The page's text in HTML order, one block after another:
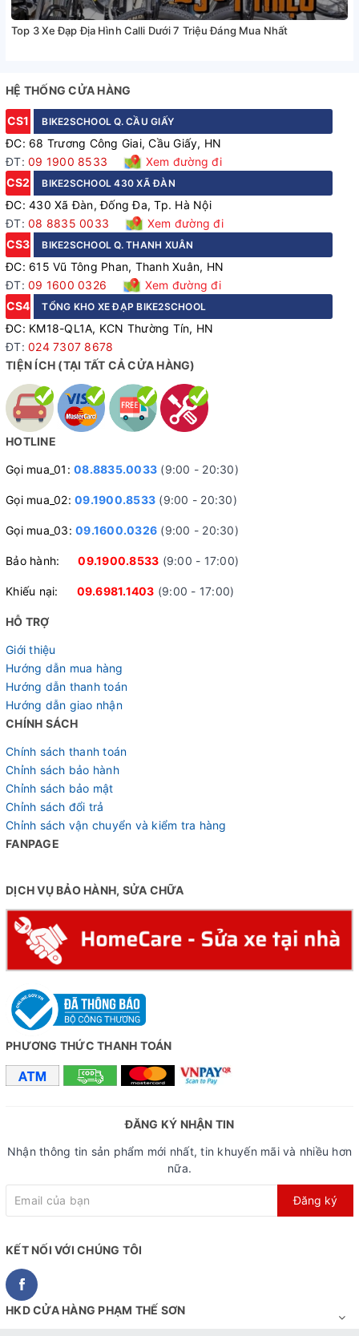
Top 3 Xe Đạp Địa Hình Calli Dưới 7 Triệu Đáng Mua Nhất
HỆ THỐNG CỬA HÀNG
CS1 BIKE2SCHOOL Q. CẦU GIẤY
ĐC: 68 Trương Công Giai, Cầu Giấy, HN
ĐT: 09 1900 8533
Xem đường đi
CS2
BIKE2SCHOOL 430 XÃ ĐÀN
ĐC: 430 Xã Đàn, Đống Đa, Tp. Hà Nội
ĐT: 08 8835 0033
Xem đường đi
CS3
BIKE2SCHOOL Q. THANH XUÂN
ĐC: 615 Vũ Tông Phan, Thanh Xuân, HN
ĐT: 09 1600 0326
Xem đường đi
CS4
TỔNG KHO XE ĐẠP BIKE2SCHOOL
ĐC: KM18-QL1A, KCN Thường Tín, HN
ĐT: 024 7307 8678
TIỆN ÍCH (TẠI TẤT CẢ CỬA HÀNG)
HOTLINE
Gọi mua_01: 08.8835.0033 (9:00 - 20:30)
Gọi mua_02: 09.1900.8533 (9:00 - 20:30)
Gọi mua_03: 09.1600.0326 (9:00 - 20:30)
Bảo hành:09.1900.8533 (9:00 - 17:00)
Khiếu nại: 09.6981.1403 (9:00 - 17:00)
HỖ TRỢ
Giới thiệu
Hướng dẫn mua hàng
Hướng dẫn thanh toán
Hướng dẫn giao nhận
CHÍNH SÁCH
Chính sách thanh toán
Chỉnh sách bảo hành
Chỉnh sách bảo mật
Chỉnh sách đổi trả
Chỉnh sách vận chuyển và kiểm tra hàng
FANPAGE
DỊCH VỤ BẢO HÀNH, SỬA CHỮA
PHƯƠNG THỨC THANH TOÁN
ĐĂNG KÝ NHẬN TIN
Nhận thông tin sản phẩm mới nhất, tin khuyến mãi và nhiều hơn
nữa.
Đăng ký
KẾT NỐI VỚI CHÚNG TÔI
HKD CỬA HÀNG PHẠM THẾ SƠN